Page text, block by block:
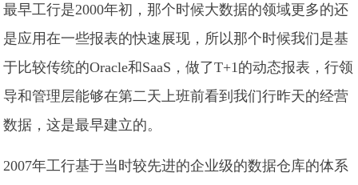
最早工行是2000年初，那个时候大数据的领域更多的还
是应用在一些报表的快速展现，所以那个时候我们是基
于比较传统的Oracle和SaaS，做了T+1的动态报表，行领
导和管理层能够在第二天上班前看到我们行昨天的经营
数据，这是最早建立的。
2007年工行基于当时较先进的企业级的数据仓库的体系